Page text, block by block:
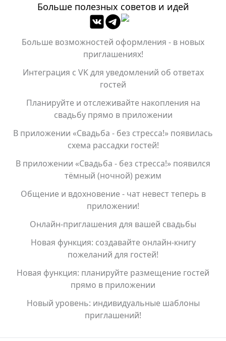
Больше полезных советов и идей
Больше возможностей оформления - в новых
приглашениях!
Интеграция с VK для уведомлений об ответах
гостей
Планируйте и отслеживайте накопления на
свадьбу прямо в приложении
В приложении «Свадьба - без стресса!» появилась
схема рассадки гостей!
В приложении «Свадьба - без стресса!» появился
тёмный (ночной) режим
Общение и вдохновение - чат невест теперь в
приложении!
Онлайн-приглашения для вашей свадьбы
Новая функция: создавайте онлайн-книгу
пожеланий для гостей!
Новая функция: планируйте размещение гостей
прямо в приложении
Новый уровень: индивидуальные шаблоны
приглашений!